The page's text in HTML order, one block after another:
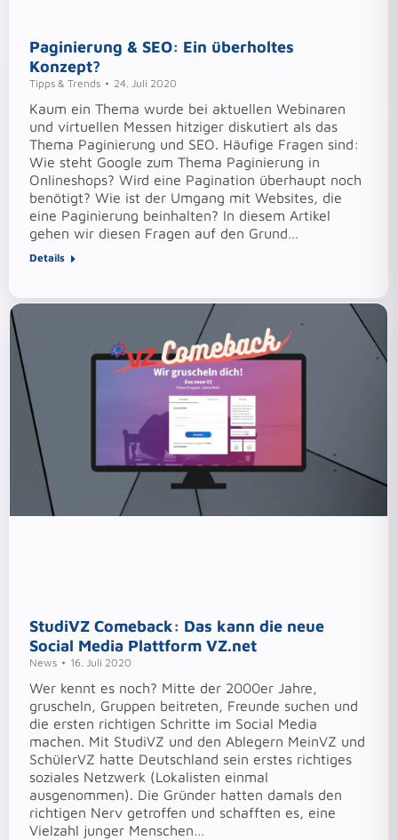
Paginierung & SEO: Ein überholtes
Konzept?
Tipps & Trends 24. Juli 2020
Kaum ein Thema wurde bei aktuellen Webinaren
und virtuellen Messen hitziger diskutiert als das
Thema Paginierung und SEO. Häufige Fragen sind:
Wie steht Google zum Thema Paginierung in
Onlineshops? Wird eine Pagination überhaupt noch
benötigt? Wie ist der Umgang mit Websites, die
eine Paginierung beinhalten? In diesem Artikel
gehen wir diesen Fragen auf den Grund…
Details
StudiVZ Comeback: Das kann die neue
Social Media Plattform VZ.net
News 16. Juli 2020
Wer kennt es noch? Mitte der 2000er Jahre,
gruscheln, Gruppen beitreten, Freunde suchen und
die ersten richtigen Schritte im Social Media
machen. Mit StudiVZ und den Ablegern MeinVZ und
SchülerVZ hatte Deutschland sein erstes richtiges
soziales Netzwerk (Lokalisten einmal
ausgenommen). Die Gründer hatten damals den
richtigen Nerv getroffen und schafften es, eine
Vielzahl junger Menschen…